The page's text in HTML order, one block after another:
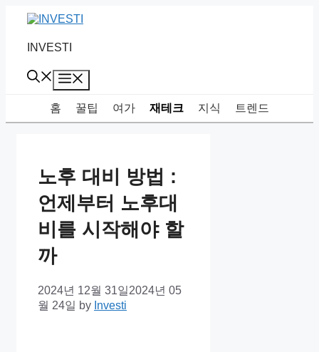
Skip
INVESTI
홈 꿀팁 여가 재테크 지식 트렌드
노후 대비 방법 :
언제부터 노후대
비를 시작해야 할
까
2024년 12월 31일2024년 05
월 24일 by Investi